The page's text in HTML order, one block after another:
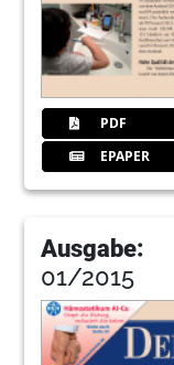
PDF
EPAPER
Ausgabe:
01/2015